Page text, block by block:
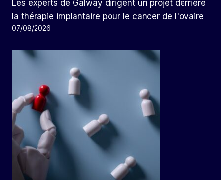
Les experts de Galway dirigent un projet derrière
la thérapie implantaire pour le cancer de l'ovaire
07/08/2026